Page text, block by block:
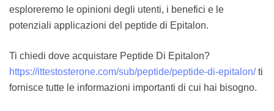
esploreremo le opinioni degli utenti, i benefici e le
potenziali applicazioni del peptide di Epitalon.
Ti chiedi dove acquistare Peptide Di Epitalon?
https://ittestosterone.com/sub/peptide/peptide-di-epitalon/ti
fornisce tutte le informazioni importanti di cui hai bisogno.